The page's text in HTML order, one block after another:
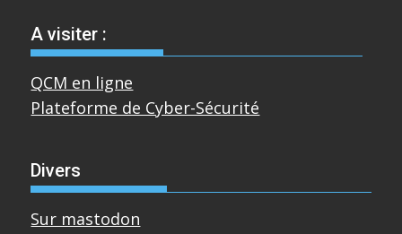
A visiter :
QCM en ligne
Plateforme de Cyber-Sécurité
Divers
Sur mastodon